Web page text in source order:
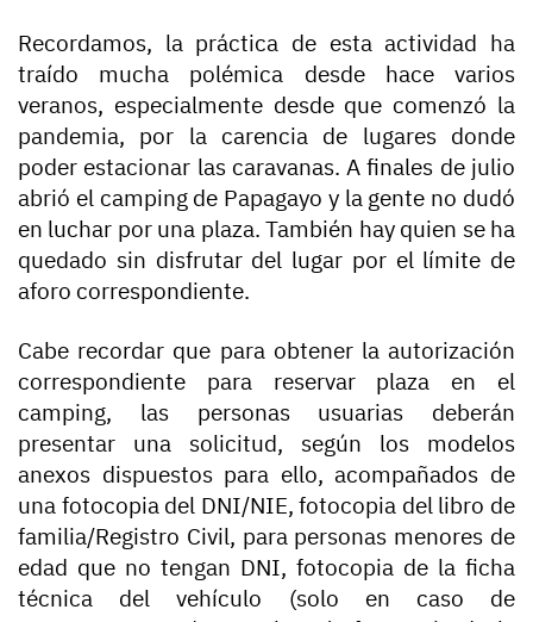
Recordamos, la práctica de esta actividad ha
traído mucha polémica desde hace varios
veranos, especialmente desde que comenzó la
pandemia, por la carencia de lugares donde
poder estacionar las caravanas. A finales de julio
abrió el camping de Papagayo y la gente no dudó
en luchar por una plaza. También hay quien se ha
quedado sin disfrutar del lugar por el límite de
aforo correspondiente.
Cabe recordar que para obtener la autorización
correspondiente para reservar plaza en el
camping, las personas usuarias deberán
presentar una solicitud, según los modelos
anexos dispuestos para ello, acompañados de
una fotocopia del DNI/NIE, fotocopia del libro de
familia/Registro Civil, para personas menores de
edad que no tengan DNI, fotocopia de la ficha
técnica del vehículo (solo en caso de